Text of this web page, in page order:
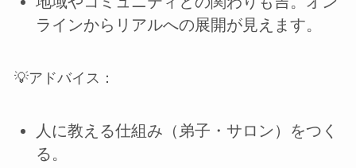
ラインからリアルへの展開が見えます。
💡アドバイス：
人に教える仕組み（弟子・サロン）をつく
る。